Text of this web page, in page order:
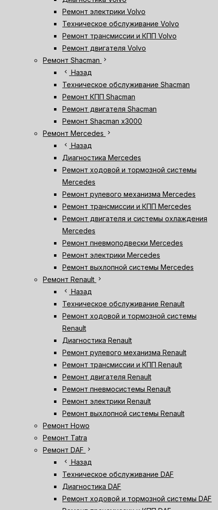
Ремонт электрики Volvo
Техническое обслуживание Volvo
Ремонт трансмиссии и КПП Volvo
Ремонт двигателя Volvo
Ремонт Shacman
chevron_right
chevron_left Назад
Техническое обслуживание Shacman
Ремонт КПП Shacman
Ремонт двигателя Shacman
Ремонт Shacman х3000
Ремонт Mercedes
chevron_right
chevron_left Назад
Диагностика Mercedes
Ремонт ходовой и тормозной системы
Mercedes
Ремонт рулевого механизма Mercedes
Ремонт трансмиссии и КПП Mercedes
Ремонт двигателя и системы охлаждения
Mercedes
Ремонт пневмоподвески Mercedes
Ремонт электрики Mercedes
Ремонт выхлопной системы Mercedes
Ремонт Renault chevron_right
chevron_left Назад
Техническое обслуживание Renault
Ремонт ходовой и тормозной системы
Renault
Диагностика Renault
Ремонт рулевого механизма Renault
Ремонт трансмиссии и КПП Renault
Ремонт двигателя Renault
Ремонт пневмосистемы Renault
Ремонт электрики Renault
Ремонт выхлопной системы Renault
Ремонт Howo
Ремонт Tatra
Ремонт DAF
chevron_right
chevron_left Назад
Техническое обслуживание DAF
Диагностика DAF
Ремонт ходовой и тормозной системы DAF